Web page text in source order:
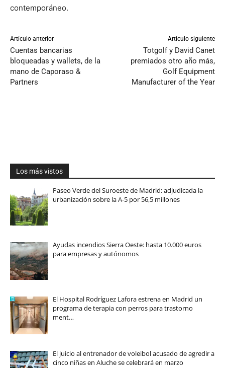
contemporáneo.
Artículo anterior
Cuentas bancarias
bloqueadas y wallets, de la
mano de Caporaso &
Partners
Artículo siguiente
Totgolf y David Canet
premiados otro año más,
Golf Equipment
Manufacturer of the Year
Los más vistos
Paseo Verde del Suroeste de Madrid: adjudicada la
urbanización sobre la A-5 por 56,5 millones
Ayudas incendios Sierra Oeste: hasta 10.000 euros
para empresas y autónomos
El Hospital Rodríguez Lafora estrena en Madrid un
programa de terapia con perros para trastorno
ment…
El juicio al entrenador de voleibol acusado de agredir a
cinco niñas en Aluche se celebrará en marzo